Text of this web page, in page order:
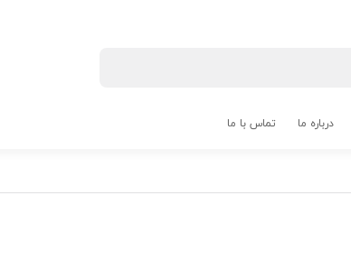
درباره ما تماس با ما